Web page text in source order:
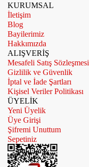
KURUMSAL
İletişim
Blog
Bayilerimiz
Hakkımızda
ALIŞVERİŞ
Mesafeli Satış Sözleşmesi
Gizlilik ve Güvenlik
İptal ve İade Şartları
Kişisel Veriler Politikası
ÜYELİK
Yeni Üyelik
Üye Girişi
Şifremi Unuttum
Sepetiniz